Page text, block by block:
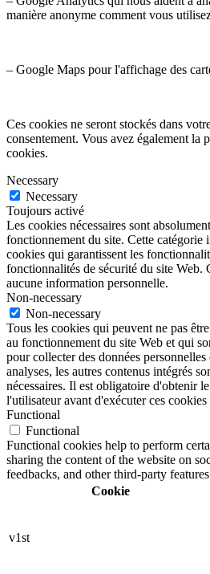
manière anonyme comment vous
– Google Maps pour l'affichage des
Ces cookies ne seront stockés dans
consentement. Vous avez également la
cookies.
Necessary
Necessary
Toujours activé
Les cookies nécessaires sont
fonctionnement du site. Cette catégorie
cookies qui garantissent les
fonctionnalités de sécurité du site Web.
aucune information personnelle.
Non-necessary
Non-necessary
Tous les cookies qui peuvent ne pas
au fonctionnement du site Web et qui
pour collecter des données
analyses, les autres contenus intégrés
nécessaires. Il est obligatoire d'obtenir
l'utilisateur avant d'exécuter ces
Functional
Functional
Functional cookies help to perform
sharing the content of the website on
feedbacks, and other third-party
Cookie
v1st